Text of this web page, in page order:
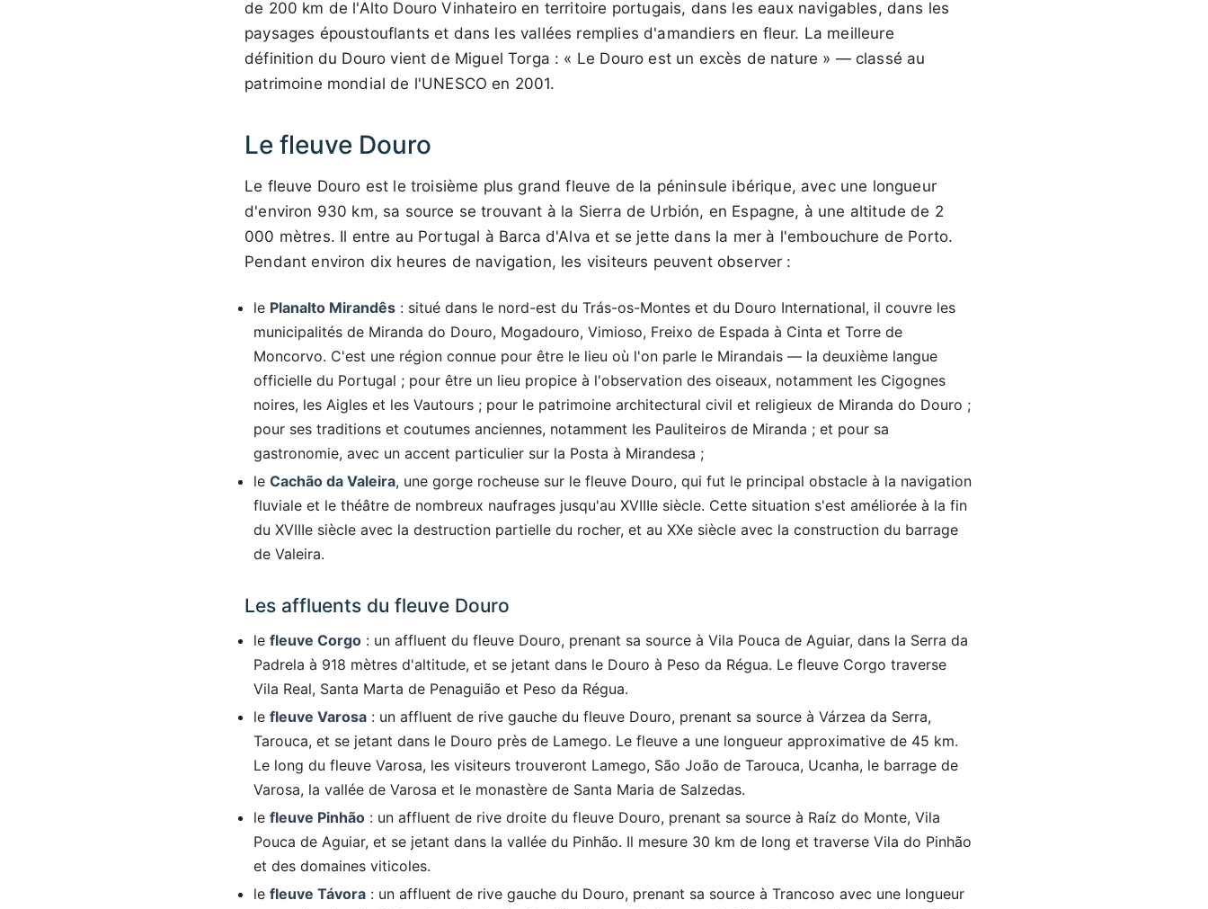
de 200 km de l'Alto Douro Vinhateiro en territoire portugais, dans les eaux navigables, dans les
paysages époustouflants et dans les vallées remplies d'amandiers en fleur. La meilleure
définition du Douro vient de Miguel Torga : « Le Douro est un excès de nature » — classé au
patrimoine mondial de l'UNESCO en 2001.
Le fleuve Douro
Le fleuve Douro est le troisième plus grand fleuve de la péninsule ibérique, avec une longueur
d'environ 930 km, sa source se trouvant à la Sierra de Urbión, en Espagne, à une altitude de 2
000 mètres. Il entre au Portugal à Barca d'Alva et se jette dans la mer à l'embouchure de Porto.
Pendant environ dix heures de navigation, les visiteurs peuvent observer :
le Planalto Mirandês : situé dans le nord-est du Trás-os-Montes et du Douro International, il couvre les
municipalités de Miranda do Douro, Mogadouro, Vimioso, Freixo de Espada à Cinta et Torre de
Moncorvo. C'est une région connue pour être le lieu où l'on parle le Mirandais — la deuxième langue
officielle du Portugal ; pour être un lieu propice à l'observation des oiseaux, notamment les Cigognes
noires, les Aigles et les Vautours ; pour le patrimoine architectural civil et religieux de Miranda do Douro ;
pour ses traditions et coutumes anciennes, notamment les Pauliteiros de Miranda ; et pour sa
gastronomie, avec un accent particulier sur la Posta à Mirandesa ;
le Cachão da Valeira, une gorge rocheuse sur le fleuve Douro, qui fut le principal obstacle à la navigation
fluviale et le théâtre de nombreux naufrages jusqu'au XVIIIe siècle. Cette situation s'est améliorée à la fin
du XVIIIe siècle avec la destruction partielle du rocher, et au XXe siècle avec la construction du barrage
de Valeira.
Les affluents du fleuve Douro
le fleuve Corgo : un affluent du fleuve Douro, prenant sa source à Vila Pouca de Aguiar, dans la Serra da
Padrela à 918 mètres d'altitude, et se jetant dans le Douro à Peso da Régua. Le fleuve Corgo traverse
Vila Real, Santa Marta de Penaguião et Peso da Régua.
le fleuve Varosa : un affluent de rive gauche du fleuve Douro, prenant sa source à Várzea da Serra,
Tarouca, et se jetant dans le Douro près de Lamego. Le fleuve a une longueur approximative de 45 km.
Le long du fleuve Varosa, les visiteurs trouveront Lamego, São João de Tarouca, Ucanha, le barrage de
Varosa, la vallée de Varosa et le monastère de Santa Maria de Salzedas.
le fleuve Pinhão : un affluent de rive droite du fleuve Douro, prenant sa source à Raíz do Monte, Vila
Pouca de Aguiar, et se jetant dans la vallée du Pinhão. Il mesure 30 km de long et traverse Vila do Pinhão
et des domaines viticoles.
le fleuve Távora : un affluent de rive gauche du Douro, prenant sa source à Trancoso avec une longueur